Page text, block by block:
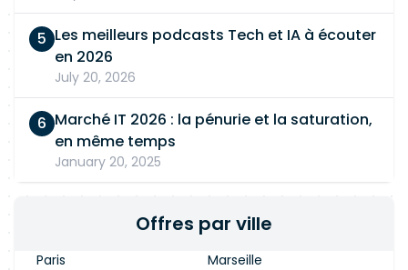
Les meilleurs podcasts Tech et IA à écouter
en 2026
July 20, 2026
Marché IT 2026 : la pénurie et la saturation,
en même temps
January 20, 2025
Offres par ville
Paris
Marseille